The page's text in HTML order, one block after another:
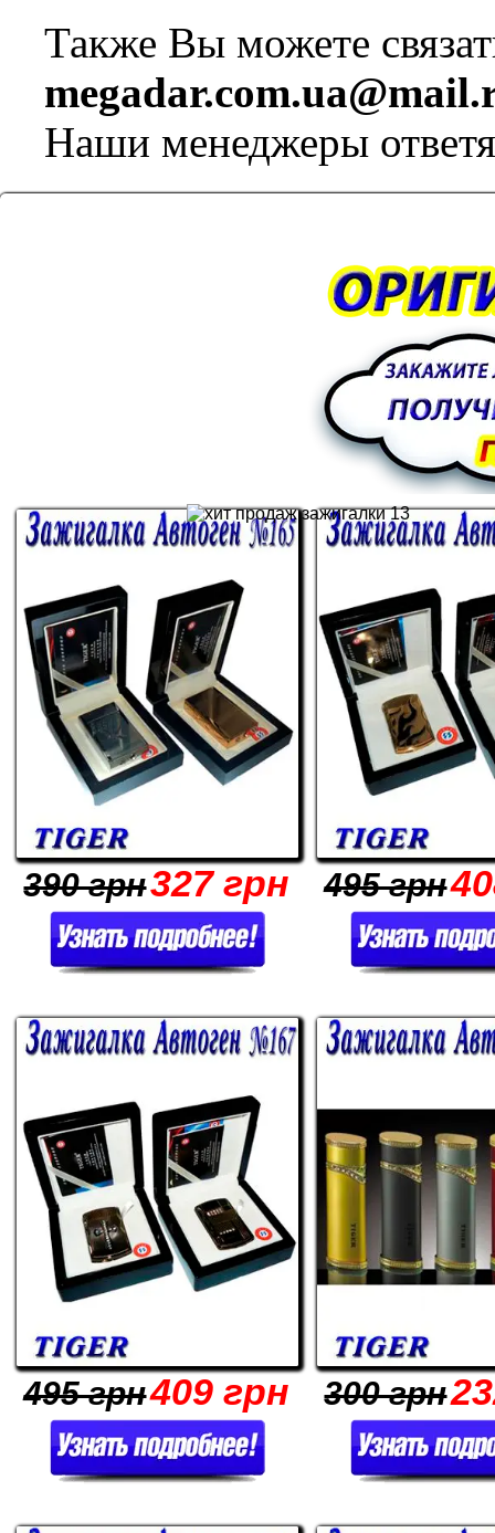
Также Вы можете
Наши менеджеры
390 грн327 грн 495 грн
495 грн409 грн 300 грн